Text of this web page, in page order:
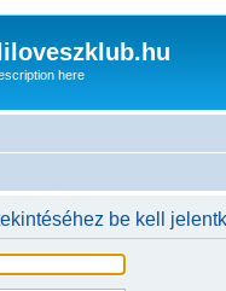
here
be kell